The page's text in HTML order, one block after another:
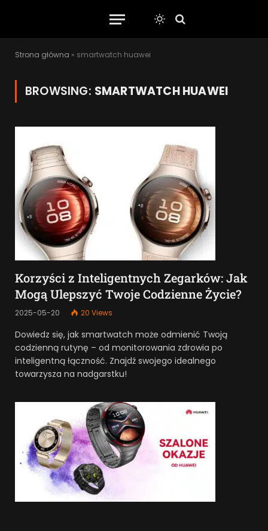
Strona główna » smartwatch huawei
BROWSING: SMARTWATCH HUAWEI
Korzyści z Inteligentnych Zegarków: Jak
Mogą Ulepszyć Twoje Codzienne Życie?
2025-05-20 20 Views
Dowiedz się, jak smartwatch może odmienić Twoją
codzienną rutynę – od monitorowania zdrowia po
inteligentną łączność. Znajdź swojego idealnego
towarzysza na nadgarstku!